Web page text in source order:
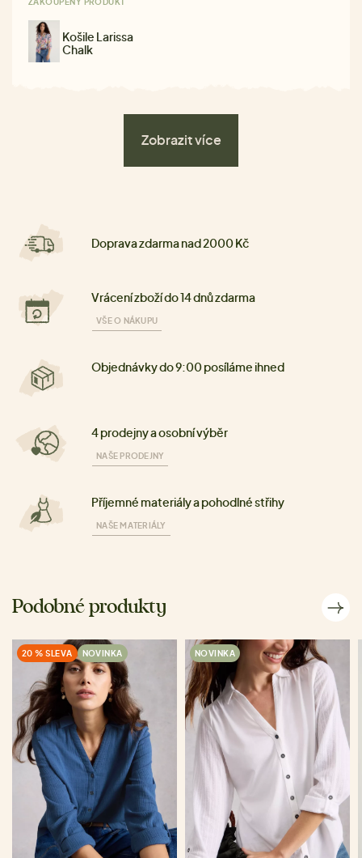
Košile Larissa
Chalk
Zobrazit více
Doprava zdarma nad 2000 Kč
Vrácení zboží do 14 dnů zdarma
VŠE O NÁKUPU
Objednávky do 9:00 posíláme ihned
4 prodejny a osobní výběr
NAŠE PRODEJNY
Příjemné materiály a pohodlné střihy
NAŠE MATERIÁLY
Podobné produkty
20 % SLEVA NOVINKA NOVINKA